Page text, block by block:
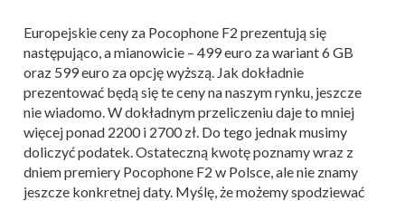
Europejskie ceny za Pocophone F2 prezentują się
następująco, a mianowicie – 499 euro za wariant 6 GB
oraz 599 euro za opcję wyższą. Jak dokładnie
prezentować będą się te ceny na naszym rynku, jeszcze
nie wiadomo. W dokładnym przeliczeniu daje to mniej
więcej ponad 2200 i 2700 zł. Do tego jednak musimy
doliczyć podatek. Ostateczną kwotę poznamy wraz z
dniem premiery Pocophone F2 w Polsce, ale nie znamy
jeszcze konkretnej daty. Myślę, że możemy spodziewać